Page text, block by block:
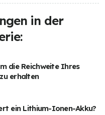
in der
die Reichweite Ihres
erhalten
ein Lithium-Ionen-Akku?